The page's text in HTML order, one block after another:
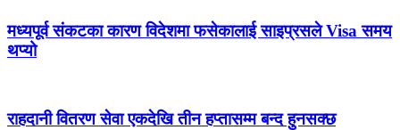
मध्यपूर्व संकटका कारण विदेशमा फसेकालाई साइप्रसले Visa समय
थप्यो
राहदानी वितरण सेवा एकदेखि तीन हप्तासम्म बन्द हुनसक्छ